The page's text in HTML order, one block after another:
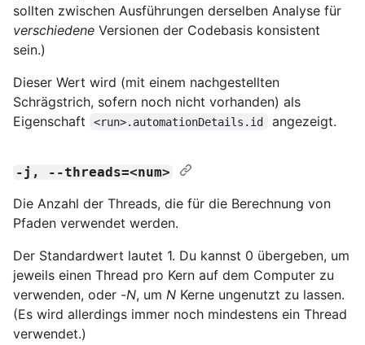
sollten zwischen Ausführungen derselben Analyse für
verschiedene Versionen der Codebasis konsistent
sein.)
Dieser Wert wird (mit einem nachgestellten
Schrägstrich, sofern noch nicht vorhanden) als
Eigenschaft
<run>.automationDetails.id angezeigt.
-j, --threads=<num>
Die Anzahl der Threads, die für die Berechnung von
Pfaden verwendet werden.
Der Standardwert lautet 1. Du kannst 0 übergeben, um
jeweils einen Thread pro Kern auf dem Computer zu
verwenden, oder -N, um N Kerne ungenutzt zu lassen.
(Es wird allerdings immer noch mindestens ein Thread
verwendet.)